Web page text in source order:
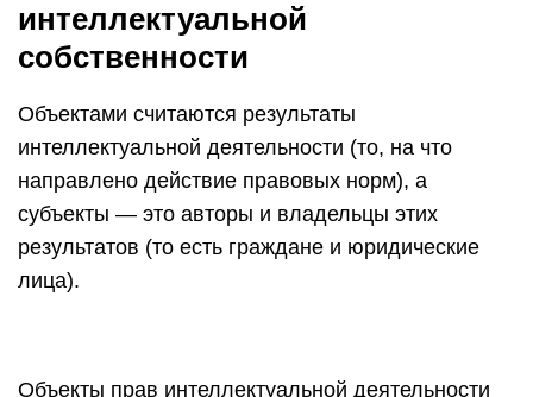
интеллектуальной
собственности
Объектами считаются результаты
интеллектуальной деятельности (то, на что
направлено действие правовых норм), а
субъекты — это авторы и владельцы этих
результатов (то есть граждане и юридические
лица).
Объекты прав интеллектуальной деятельности